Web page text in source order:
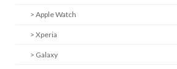
> Apple Watch
> Xperia
> Galaxy